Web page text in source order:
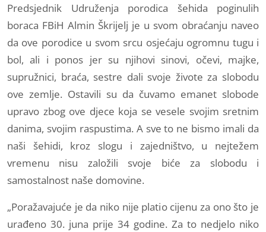
Predsjednik Udruženja porodica šehida poginulih
boraca FBiH Almin Škrijelj je u svom obraćanju naveo
da ove porodice u svom srcu osjećaju ogromnu tugu i
bol, ali i ponos jer su njihovi sinovi, očevi, majke,
supružnici, braća, sestre dali svoje živote za slobodu
ove zemlje. Ostavili su da čuvamo emanet slobode
upravo zbog ove djece koja se vesele svojim sretnim
danima, svojim raspustima. A sve to ne bismo imali da
naši šehidi, kroz slogu i zajedništvo, u nejtežem
vremenu nisu založili svoje biće za slobodu i
samostalnost naše domovine.
„Poražavajuće je da niko nije platio cijenu za ono što je
urađeno 30. juna prije 34 godine. Za to nedjelo niko